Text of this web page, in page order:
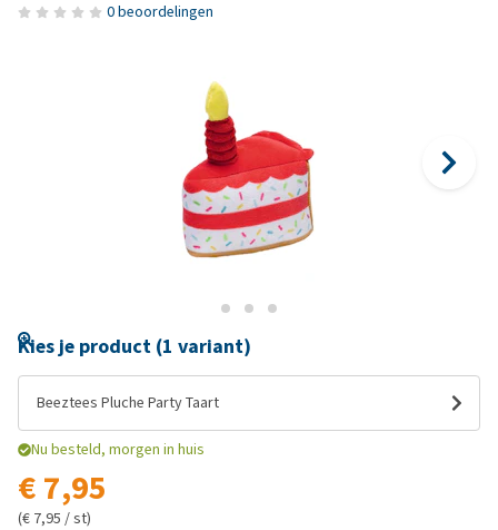
0 beoordelingen
Kies je product (1 variant)
Beeztees Pluche Party Taart
Nu besteld, morgen in huis
€ 7,95
(€ 7,95 / st)